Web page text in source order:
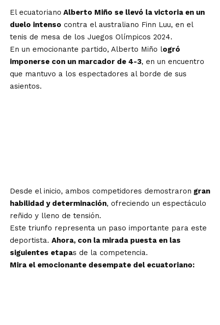
El ecuatoriano Alberto Miño se llevó la victoria en un
duelo intenso contra el australiano Finn Luu, en el
tenis de mesa de los Juegos Olímpicos 2024.
En un emocionante partido, Alberto Miño logró
imponerse con un marcador de 4-3, en un encuentro
que mantuvo a los espectadores al borde de sus
asientos.
Desde el inicio, ambos competidores demostraron gran
habilidad y determinación, ofreciendo un espectáculo
reñido y lleno de tensión.
Este triunfo representa un paso importante para este
deportista. Ahora, con la mirada puesta en las
siguientes etapas de la competencia.
Mira el emocionante desempate del ecuatoriano: